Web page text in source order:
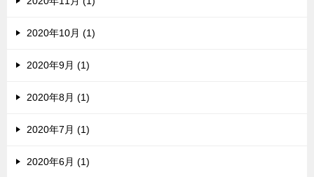
2020年10月 (1)
2020年9月 (1)
2020年8月 (1)
2020年7月 (1)
2020年6月 (1)